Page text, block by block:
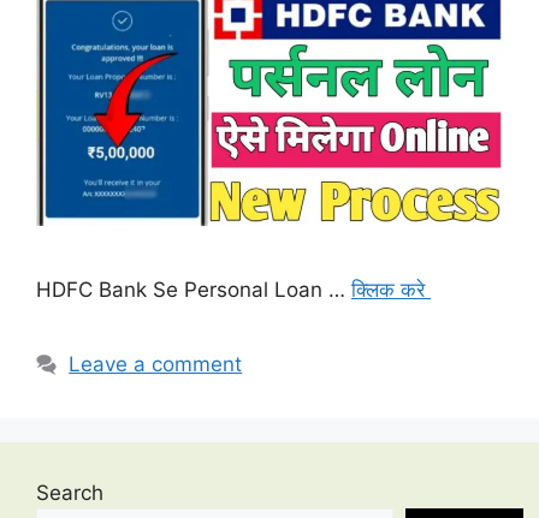
HDFC Bank Se Personal Loan …क्लिक करे
Leave a comment
Search